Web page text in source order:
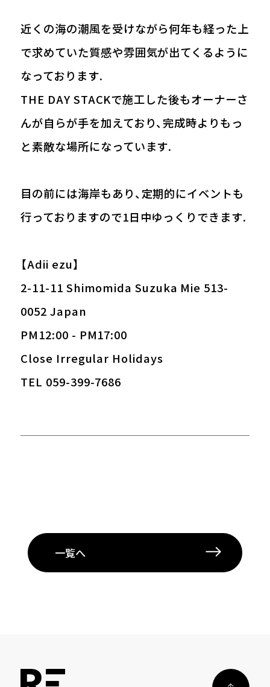
近くの海の潮風を受けながら何年も経った上
で求めていた質感や雰囲気が出てくるように
なっております.
THE DAY STACKで施工した後もオーナーさ
んが自らが手を加えており、完成時よりもっ
と素敵な場所になっています.
目の前には海岸もあり、定期的にイベントも
行っておりますので1日中ゆっくりできます.
【Adii ezu】
2-11-11 Shimomida Suzuka Mie 513-
0052 Japan
PM12:00 - PM17:00
Close Irregular Holidays
TEL 059-399-7686
一覧へ